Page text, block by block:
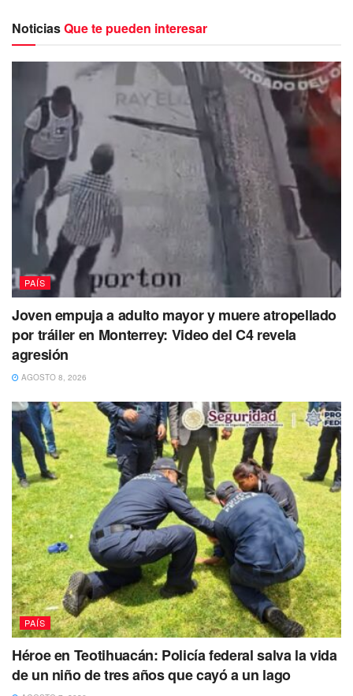
Según Guevara, la negativa a respaldar económicamente
al equipo de Natación Artística no se trata de una cuestión
personal, sino más bien un asunto de índole legal.
La ex atleta explicó que las nadadoras estaban
plenamente conscientes de la situación legal por la que
atraviesa su federación y los requisitos normativos
establecidos para recibir financiamiento.
Como responsable de la Conade, Guevara considera que
debe salvaguardar el uso adecuado de los recursos
públicos y respetar los marcos legales vigentes.
En una reciente entrevista concedida a David Faitelson en
su popular canal de YouTube, Ana Gabriela Guevara
desveló los motivos detrás de la falta de apoyo financiero
de la Conade a las talentosas nadadoras mexicanas.
Durante la conversación, la ex atleta compartió
información exclusiva sobre la polémica que ha envuelto a
la federación ya las nadadoras en los últimos meses.
NoticiasQue te pueden interesar
PAÍS
Joven empuja a adulto mayor y muere atropellado
por tráiler en Monterrey: Video del C4 revela
agresión
AGOSTO 8, 2026
PAÍS
Héroe en Teotihuacán: Policía federal salva la vida
de un niño de tres años que cayó a un lago